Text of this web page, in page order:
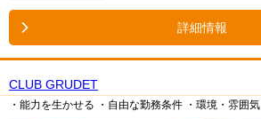
詳細情報
CLUB GRUDET
・能力を生かせる ・自由な勤務条件 ・環境・雰囲気